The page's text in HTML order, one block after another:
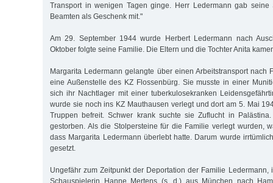
Transport in wenigen Tagen ginge. Herr Ledermann gab seine
Beamten als Geschenk mit."
Am 29. September 1944 wurde Herbert Ledermann nach
Oktober folgte seine Familie. Die Eltern und die Tochter Anita
Margarita Ledermann gelangte über einen Arbeitstransport nach
eine Außenstelle des KZ Flossenbürg. Sie musste in einer
sich ihr Nachtlager mit einer tuberkulosekranken
wurde sie noch ins KZ Mauthausen verlegt und dort am 5. Mai
Truppen befreit. Schwer krank suchte sie Zuflucht in
gestorben. Als die Stolpersteine für die Familie verlegt wurden,
dass Margarita Ledermann überlebt hatte. Darum wurde
gesetzt.
Ungefähr zum Zeitpunkt der Deportation der Familie Ledermann,
Schauspielerin Hanne Mertens (s. d.) aus München nach